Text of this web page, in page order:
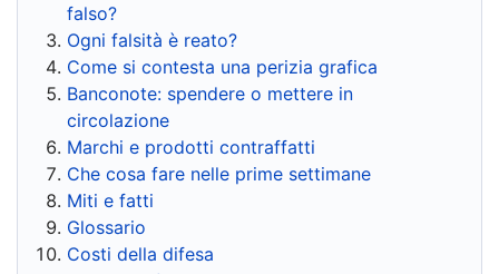
falso?
Ogni falsità è reato?
Come si contesta una perizia grafica
Banconote: spendere o mettere in
circolazione
Marchi e prodotti contraffatti
Che cosa fare nelle prime settimane
Miti e fatti
Glossario
Costi della difesa